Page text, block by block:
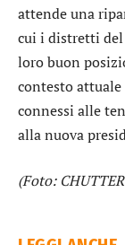
attende una
cui i distretti
loro buon
contesto
connessi alle
alla nuova
(Foto: